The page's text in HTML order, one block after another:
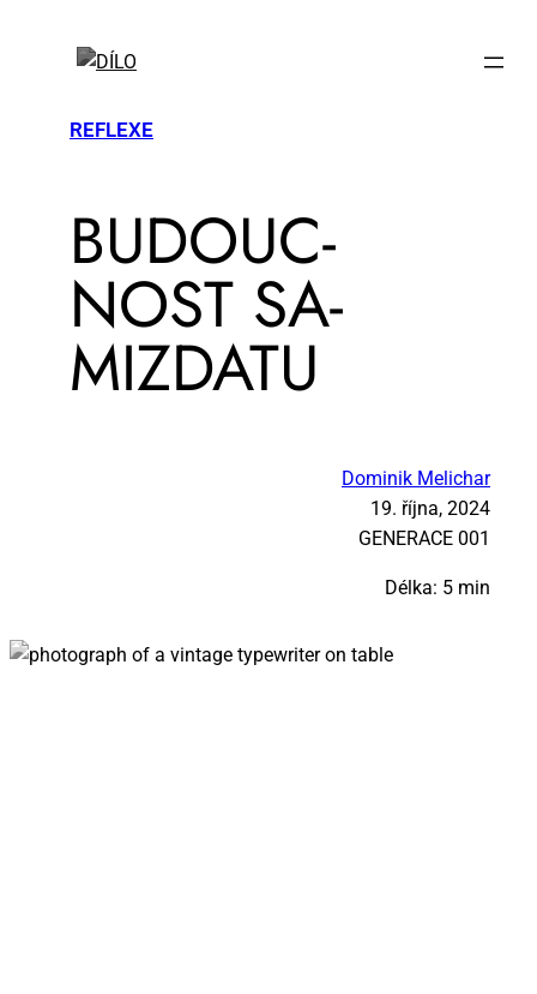
REFLEXE
BU­DOUC­
NOST SA­
MIZDA­TU
Dominik Melichar
19. října, 2024
GE­NE­RA­CE 001
Délka: 5 min